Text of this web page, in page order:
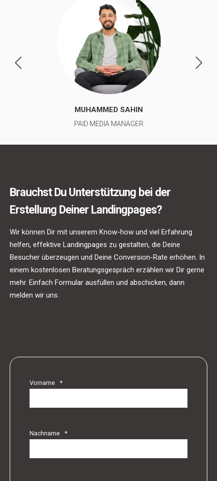
MUHAMMED SAHIN
PAID MEDIA MANAGER
Brauchst Du Unterstützung bei der
Erstellung Deiner Landingpages?
Wir können Dir mit unserem Know-how und viel Erfahrung
helfen, effektive Landingpages zu gestalten, die Deine
Besucher überzeugen und Deine Conversion-Rate erhöhen. In
einem kostenlosen Beratungsgespräch erzählen wir Dir gerne
mehr. Einfach Formular ausfüllen und abschicken, dann
melden wir uns.
Vorname *
Nachname *